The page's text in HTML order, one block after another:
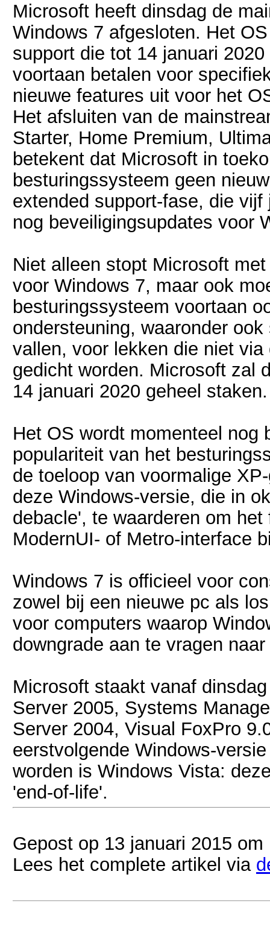
Microsoft heeft dinsdag de
Windows 7 afgesloten. Het
support die tot 14 januari
voortaan betalen voor
nieuwe features uit voor het
Het afsluiten van de
Starter, Home Premium,
betekent dat Microsoft in
besturingssysteem geen
extended support-fase, die
nog beveiligingsupdates voor
Niet alleen stopt Microsoft
voor Windows 7, maar ook
besturingssysteem voortaan
ondersteuning, waaronder
vallen, voor lekken die niet
gedicht worden. Microsoft zal
14 januari 2020 geheel staken.
Het OS wordt momenteel nog
populariteit van het
de toeloop van voormalige
deze Windows-versie, die in
debacle', te waarderen om
ModernUI- of Metro-interface
Windows 7 is officieel voor
zowel bij een nieuwe pc als
voor computers waarop
downgrade aan te vragen
Microsoft staakt vanaf
Server 2005, Systems
Server 2004, Visual FoxPro
eerstvolgende Windows-
worden is Windows Vista:
'end-of-life'.
Gepost op 13 januari 2015 om
Lees het complete artikel via